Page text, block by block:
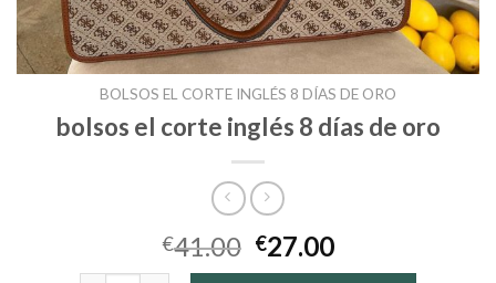
BOLSOS EL CORTE INGLÉS 8 DÍAS DE ORO
bolsos el corte inglés 8 días de oro
€41.00 €27.00